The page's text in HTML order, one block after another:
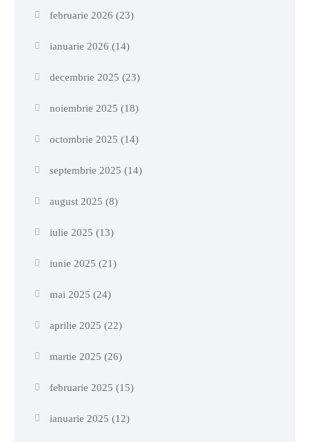
februarie 2026 (23)
ianuarie 2026 (14)
decembrie 2025 (23)
noiembrie 2025 (18)
octombrie 2025 (14)
septembrie 2025 (14)
august 2025 (8)
iulie 2025 (13)
iunie 2025 (21)
mai 2025 (24)
aprilie 2025 (22)
martie 2025 (26)
februarie 2025 (15)
ianuarie 2025 (12)